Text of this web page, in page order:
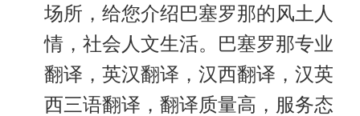
场所，给您介绍巴塞罗那的风土人
情，社会人文生活。巴塞罗那专业
翻译，英汉翻译，汉西翻译，汉英
西三语翻译，翻译质量高，服务态